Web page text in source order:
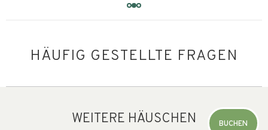
HÄUFIG GESTELLTE FRAGEN
WEITERE HÄUSCHEN BUCHEN